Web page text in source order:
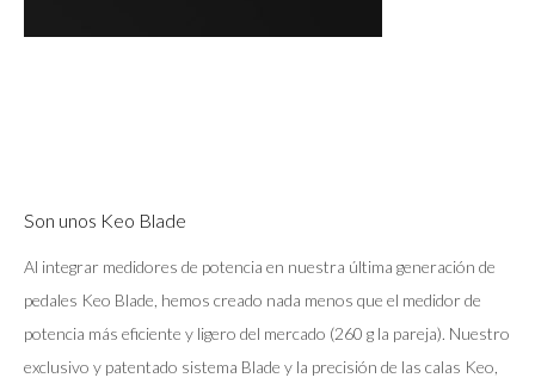
Son unos Keo Blade
Al integrar medidores de potencia en nuestra última generación de
pedales Keo Blade, hemos creado nada menos que el medidor de
potencia más eficiente y ligero del mercado (260 g la pareja). Nuestro
exclusivo y patentado sistema Blade y la precisión de las calas Keo,